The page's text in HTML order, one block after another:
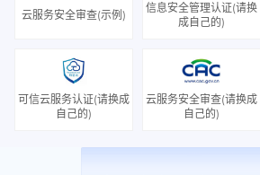
云服务安全审查(示例)
信息安全管理认证(请换
成自己的)
可信云服务认证(请换成
自己的)
云服务安全审查(请换成
自己的)